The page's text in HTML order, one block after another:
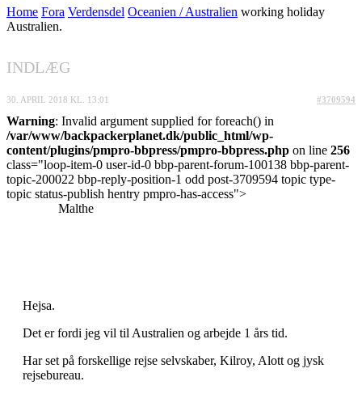
Home Fora Verdensdel Oceanien / Australien working holiday
Australien.
INDLÆG
30. APRIL 2018 KL. 13:01 #3709594
Warning: Invalid argument supplied for foreach() in
/var/www/backpackerplanet.dk/public_html/wp-
content/plugins/pmpro-bbpress/pmpro-bbpress.php on line 256
class="loop-item-0 user-id-0 bbp-parent-forum-100138 bbp-parent-
topic-200022 bbp-reply-position-1 odd post-3709594 topic type-
topic status-publish hentry pmpro-has-access">
Malthe
Hejsa.
Det er fordi jeg vil til Australien og arbejde 1 års tid.
Har set på forskellige rejse selvskaber, Kilroy, Alott og jysk
rejsebureau.